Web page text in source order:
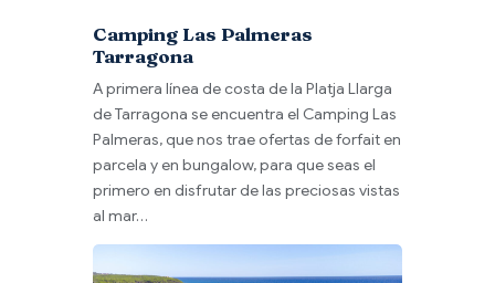
Camping Las Palmeras
Tarragona
A primera línea de costa de la Platja Llarga
de Tarragona se encuentra el Camping Las
Palmeras, que nos trae ofertas de forfait en
parcela y en bungalow, para que seas el
primero en disfrutar de las preciosas vistas
al mar…